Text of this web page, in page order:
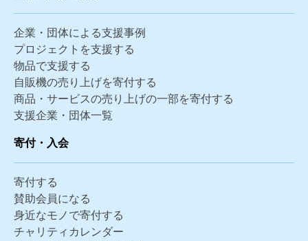
企業・団体による支援事例
プロジェクトを支援する
物品で支援する
自販機の売り上げを寄付する
商品・サービスの売り上げの一部を寄付する
支援企業・団体一覧
寄付・入会
寄付する
賛助会員になる
身近なモノで寄付する
チャリティカレンダー